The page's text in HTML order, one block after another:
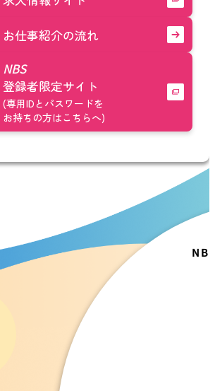
お仕事紹介の流れ
NBS
登録者限定サイト
(専用IDとパスワードを
お持ちの方はこちらへ)